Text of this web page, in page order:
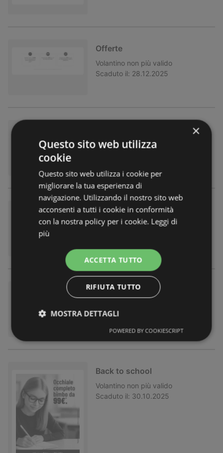
Offerte
Volantino non più valido
Scaduto il: 28.12.2025
Volantino non più valido
Black days -30%
Volantino non più valido
Sconto 50% sulle montature +
20% sulle lenti
Volantino
Back to school
Volantino non più valido
Scaduto il: 30.10.2025
×
Questo sito web utilizza
cookie
Questo sito web utilizza i cookie per
migliorare la tua esperienza di
navigazione. Utilizzando il nostro sito web
acconsenti a tutti i cookie in conformità
con la nostra policy per i cookie. Leggi di
più
ACCETTA TUTTO
RIFIUTA TUTTO
MOSTRA DETTAGLI
POWERED BY COOKIESCRIPT